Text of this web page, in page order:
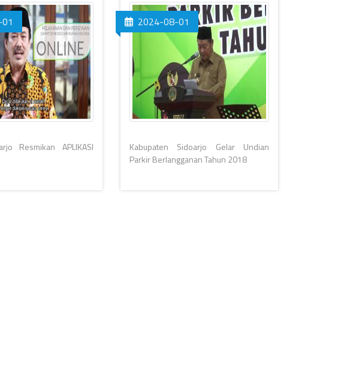
Resmikan APLIKASI
2024-08-01
Kabupaten Sidoarjo Gelar Undian
Parkir Berlangganan Tahun 2018